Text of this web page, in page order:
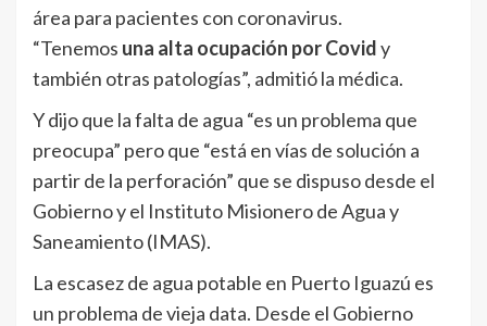
área para pacientes con coronavirus.
“Tenemos una alta ocupación por Covidy
también otras patologías”, admitió la médica.
Y dijo que la falta de agua “es un problema que
preocupa” pero que “está en vías de solución a
partir de la perforación” que se dispuso desde el
Gobierno y el Instituto Misionero de Agua y
Saneamiento (IMAS).
La escasez de agua potable en Puerto Iguazú es
un problema de vieja data. Desde el Gobierno